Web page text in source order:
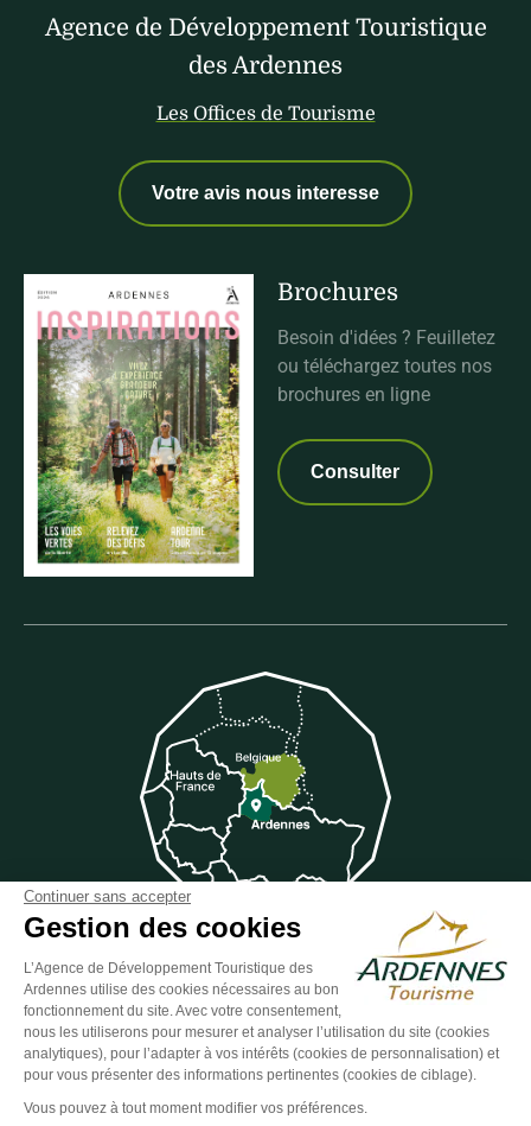
Agence de Développement Touristique
des Ardennes
Les Offices de Tourisme
Votre avis nous interesse
Brochures
Besoin d'idées ? Feuilletez
ou téléchargez toutes nos
brochures en ligne
Consulter
Suivez-nous sur Facebook
Suivez-nous sur Instagram
Suivez-nous sur Youtube
Suivez-nous sur
Suivez-nous
ESPACE GROUPES ESPACE PRESSE ESPACE PRO
Continuer sans accepter
Gestion des cookies
L’Agence de Développement Touristique des
Ardennes utilise des cookies nécessaires au bon
fonctionnement du site. Avec votre consentement,
nous les utiliserons pour mesurer et analyser l’utilisation du site (cookies
analytiques), pour l’adapter à vos intérêts (cookies de personnalisation) et
pour vous présenter des informations pertinentes (cookies de ciblage).
Vous pouvez à tout moment modifier vos préférences.